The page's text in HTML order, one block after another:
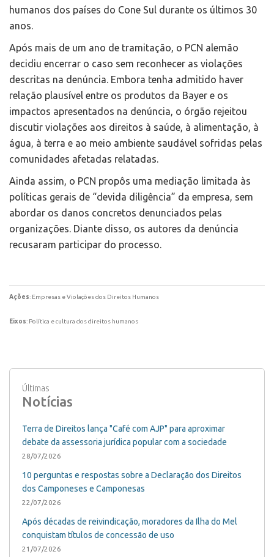
humanos dos países do Cone Sul durante os últimos 30
anos.
Após mais de um ano de tramitação, o PCN alemão
decidiu encerrar o caso sem reconhecer as violações
descritas na denúncia. Embora tenha admitido haver
relação plausível entre os produtos da Bayer e os
impactos apresentados na denúncia, o órgão rejeitou
discutir violações aos direitos à saúde, à alimentação, à
água, à terra e ao meio ambiente saudável sofridas pelas
comunidades afetadas relatadas.
Ainda assim, o PCN propôs uma mediação limitada às
políticas gerais de “devida diligência” da empresa, sem
abordar os danos concretos denunciados pelas
organizações. Diante disso, os autores da denúncia
recusaram participar do processo.
Ações: Empresas e Violações dos Direitos Humanos
Eixos: Política e cultura dos direitos humanos
Últimas
Notícias
Terra de Direitos lança "Café com AJP" para aproximar
debate da assessoria jurídica popular com a sociedade
28/07/2026
10 perguntas e respostas sobre a Declaração dos Direitos
dos Camponeses e Camponesas
22/07/2026
Após décadas de reivindicação, moradores da Ilha do Mel
conquistam títulos de concessão de uso
21/07/2026